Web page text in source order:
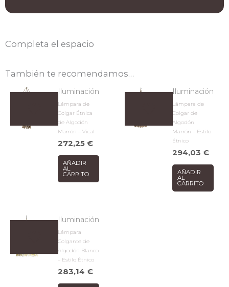
Completa el espacio
También te recomendamos…
Iluminación
Lámpara de
Colgar Étnica
de Algodón
Marrón – Vical
272,25€
AÑADIR
AL
CARRITO
Iluminación
Lámpara de
Colgar de
Algodón
Marrón – Estilo
Étnico
294,03€
AÑADIR
AL
CARRITO
Iluminación
Lámpara
Colgante de
Algodón Blanco
– Estilo Étnico
283,14€